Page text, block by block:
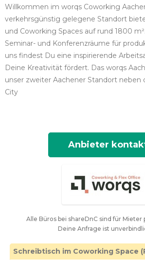
Willkommen im worqs Coworking
verkehrsgünstig gelegene Standort
und Coworking Spaces auf rund 1800
Seminar- und Konferenzräume für
uns findest Du eine inspirierende
Deine Kreativität fördert. Das worqs
unser zweiter Aachener Standort neben
City
Anbieter
Alle Büros bei shareDnC sind für Mieter
Deine Anfrage ist
Schreibtisch im Coworking Space